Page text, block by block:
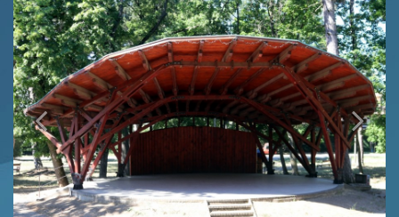
A KLASSZ A PARTON!
FESZTIVÁL
CIMBORA ALAPÍTVÁNY
ARCHIVUM
GALÉRIA